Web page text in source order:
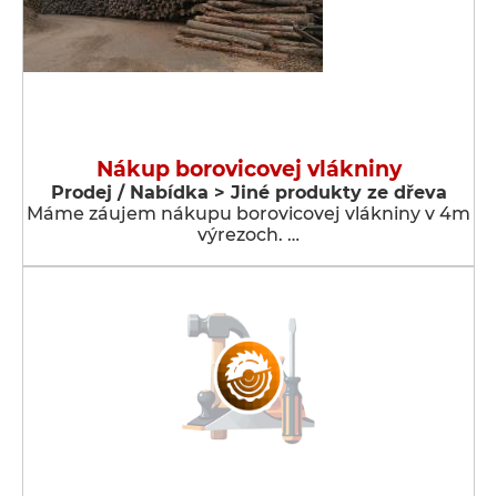
Nákup borovicovej vlákniny
Prodej / Nabídka > Jiné produkty ze dřeva
Máme záujem nákupu borovicovej vlákniny v 4m
výrezoch. …